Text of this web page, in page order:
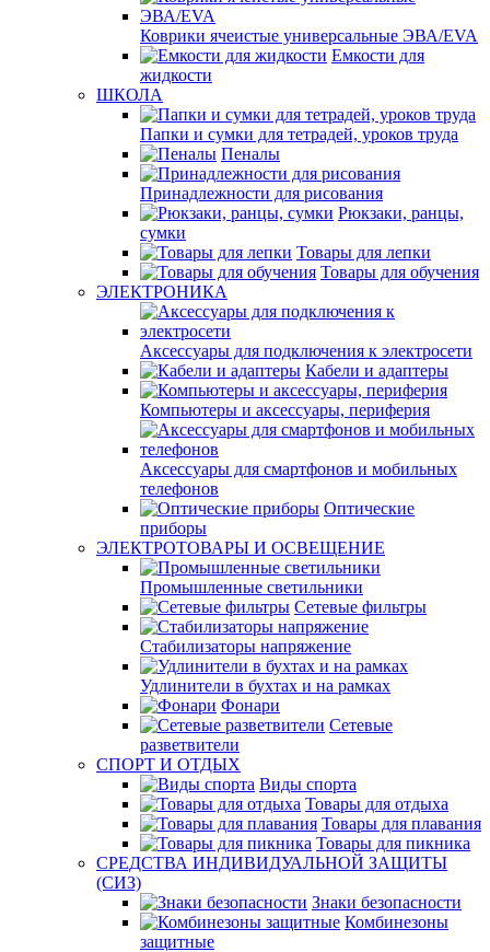
Коврики ячеистые универсальные ЭВА/EVA
Емкости для
жидкости
ШКОЛА
Папки и сумки для тетрадей, уроков труда
Пеналы
Принадлежности для рисования
Рюкзаки, ранцы,
сумки
Товары для лепки
Товары для обучения
ЭЛЕКТРОНИКА
Аксессуары для подключения к электросети
Кабели и адаптеры
Компьютеры и аксессуары, периферия
Аксессуары для смартфонов и мобильных
телефонов
Оптические
приборы
ЭЛЕКТРОТОВАРЫ И ОСВЕЩЕНИЕ
Промышленные светильники
Сетевые фильтры
Стабилизаторы напряжение
Удлинители в бухтах и на рамках
Фонари
Сетевые
разветвители
СПОРТ И ОТДЫХ
Виды спорта
Товары для отдыха
Товары для плавания
Товары для пикника
СРЕДСТВА ИНДИВИДУАЛЬНОЙ ЗАЩИТЫ
(СИЗ)
Знаки безопасности
Комбинезоны
защитные